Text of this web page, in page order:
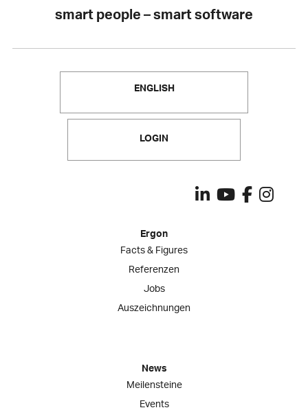
smart people – smart software
ENGLISH
LOGIN
Ergon
Facts & Figures
Referenzen
Jobs
Auszeichnungen
News
Meilensteine
Events